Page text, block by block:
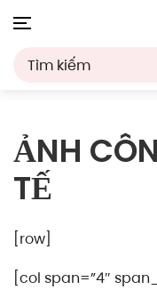
ẢNH
TẾ
[row]
[col span=”4″